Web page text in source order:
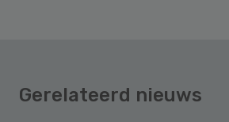
Gerelateerd nieuws